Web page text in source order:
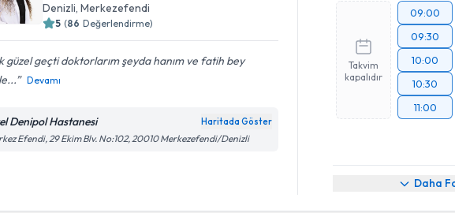
Denizli, Merkezefendi
5 (86 Değerlendirme)
güzel geçti doktorlarım şeyda hanım ve fatih bey
Devamı
Denipol Hastanesi Haritada Göster
Efendi, 29 Ekim Blv. No:102, 20010 Merkezefendi/Denizli
Takvim
kapalıdır
09:00
09:30
10:00
10:30
11:00
Daha